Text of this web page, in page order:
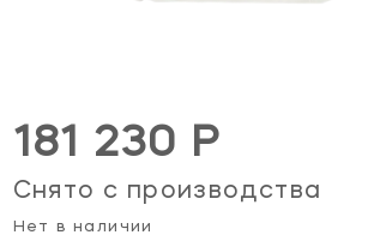
181 230 Р
Снято с производства
Нет в наличии